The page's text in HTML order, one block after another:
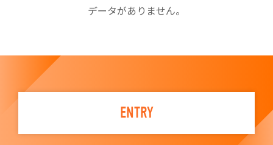
データがありません。
ENTRY